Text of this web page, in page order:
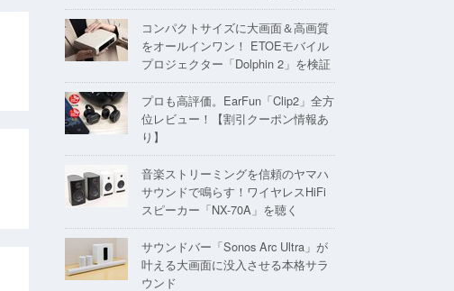
コンパクトサイズに大画面＆高画質
をオールインワン！ ETOEモバイル
プロジェクター「Dolphin 2」を検証
プロも高評価。EarFun「Clip2」全方
位レビュー！【割引クーポン情報あ
り】
音楽ストリーミングを信頼のヤマハ
サウンドで鳴らす！ワイヤレスHiFi
スピーカー「NX-70A」を聴く
サウンドバー「Sonos Arc Ultra」が
叶える大画面に没入させる本格サラ
ウンド